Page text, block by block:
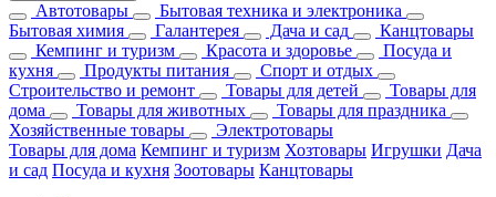
Автотовары
Бытовая техника и электроника
Бытовая химия
Галантерея Дача и сад
Канцтовары
Кемпинг и туризм
Красота и здоровье
Посуда и
кухня
Продукты питания
Спорт и отдых
Строительство и ремонт
Товары для детей
Товары для
дома
Товары для животных
Товары для праздника
Хозяйственные товары
Электротовары
Товары для дома Кемпинг и туризм Хозтовары Игрушки Дача
и сад Посуда и кухня Зоотовары Канцтовары